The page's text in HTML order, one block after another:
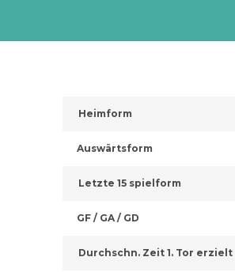
Heimform
Auswärtsform
Letzte 15 spielform
GF / GA / GD
Durchschn. Zeit 1. Tor erzielt